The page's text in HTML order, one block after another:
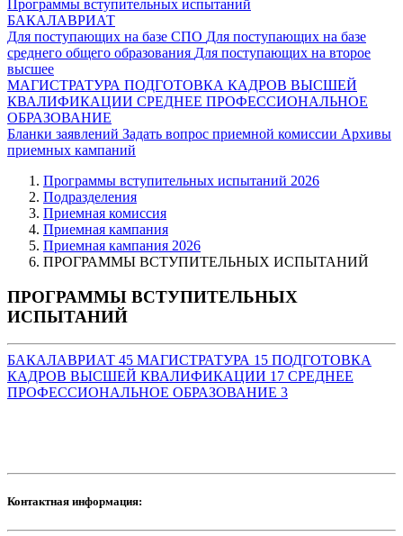
Программы вступительных испытаний
БАКАЛАВРИАТ
Для поступающих на базе СПО Для поступающих на базе
среднего общего образования Для поступающих на второе
высшее
МАГИСТРАТУРА ПОДГОТОВКА КАДРОВ ВЫСШЕЙ
КВАЛИФИКАЦИИ СРЕДНЕЕ ПРОФЕССИОНАЛЬНОЕ
ОБРАЗОВАНИЕ
Бланки заявлений Задать вопрос приемной комиссии Архивы
приемных кампаний
Программы вступительных испытаний 2026
Подразделения
Приемная комиссия
Приемная кампания
Приемная кампания 2026
ПРОГРАММЫ ВСТУПИТЕЛЬНЫХ ИСПЫТАНИЙ
ПРОГРАММЫ ВСТУПИТЕЛЬНЫХ
ИСПЫТАНИЙ
БАКАЛАВРИАТ 45 МАГИСТРАТУРА 15 ПОДГОТОВКА
КАДРОВ ВЫСШЕЙ КВАЛИФИКАЦИИ 17 СРЕДНЕЕ
ПРОФЕССИОНАЛЬНОЕ ОБРАЗОВАНИЕ 3
Контактная информация: